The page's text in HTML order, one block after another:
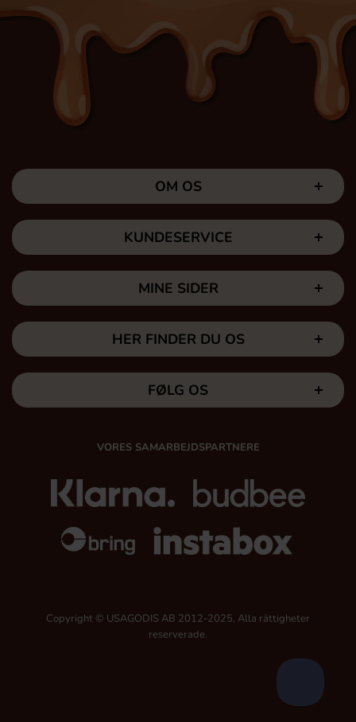
OM OS
KUNDESERVICE
MINE SIDER
HER FINDER DU OS
FØLG OS
VORES SAMARBEJDSPARTNERE
Copyright © USAGODIS AB 2012-2025, Alla rättigheter
reserverade.